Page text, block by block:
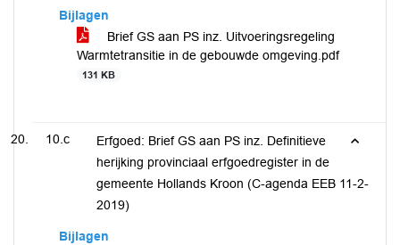
Bijlagen
Brief GS aan PS inz. Uitvoeringsregeling
Warmtetransitie in de gebouwde omgeving.pdf
131 KB
10.c
Erfgoed: Brief GS aan PS inz. Definitieve
herijking provinciaal erfgoedregister in de
gemeente Hollands Kroon (C-agenda EEB 11-2-
2019)
Bijlagen